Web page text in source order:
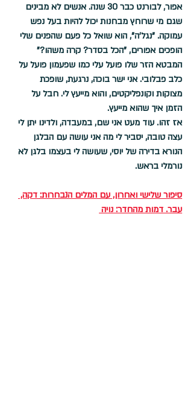
אפור, לבורנט כבר 30 שנה. אנשים לא מבינים
שגם מי שרוחץ מבחנות יכול להיות בעל נפש
עמוקה. "נגל'ה", הוא שואל כל פעם שהפנים שלי
הופכים אפורים, "הכל בסדר? קרה משהו?"
המבטא הזר שלו פועל עלי כמו שפעמון פועל על
כלב פבלובי. אני ישר בוכה, נרגעת, שופכת
מצוקות וקונפליקטים, והוא מייעץ לי. חבל על
הזמן איך שהוא מייעץ.
אז זהו. עוד מעט אני שם, במעבדה, ולדינו יתן לי
עצה טובה, יסביר לי מה אני עושה עם הבלגן
הנורא בדירה של יוסי, שעושה לי בעצמו בלגן לא
נורמלי בראש.
סיפור שלישי ואחרון, עם המלים הנבחרות: דקה,
עבר. דמות מהחדר: נויה